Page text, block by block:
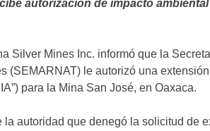
autorización de impacto ambiental
Silver Mines Inc. informó que la
(SEMARNAT) le autorizó una
para la Mina San José, en Oaxaca.
la autoridad que denegó la solicitud de